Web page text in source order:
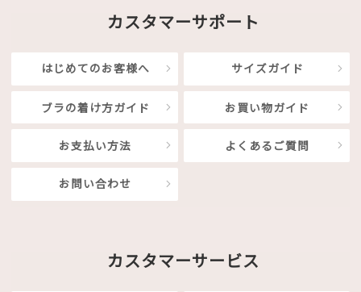
カスタマーサポート
はじめてのお客様へ サイズガイド
ブラの着け方ガイド お買い物ガイド
お支払い方法 よくあるご質問
お問い合わせ
カスタマーサービス